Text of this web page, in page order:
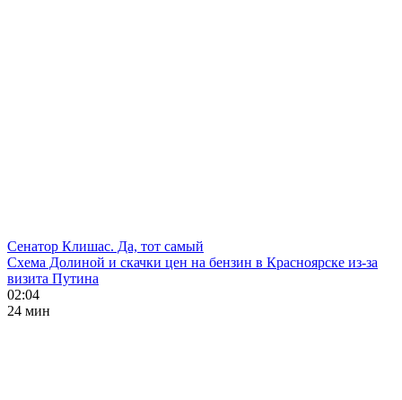
Сенатор Клишас. Да, тот самый
Схема Долиной и скачки цен на бензин в Красноярске из-за
визита Путина
02:04
24 мин